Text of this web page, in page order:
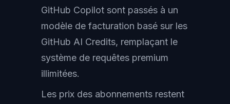
GitHub Copilot sont passés à un
modèle de facturation basé sur les
GitHub AI Credits, remplaçant le
système de requêtes premium
illimitées.
Les prix des abonnements restent